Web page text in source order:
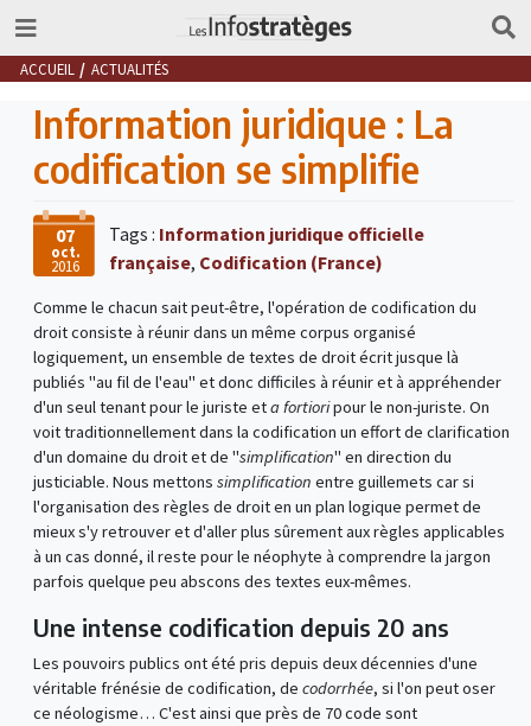
ACCUEIL ACTUALITÉS
Information juridique : La
codification se simplifie
07
oct.
2016
Tags : Information juridique officielle
française, Codification (France)
Comme le chacun sait peut-être, l'opération de codification du
droit consiste à réunir dans un même corpus organisé
logiquement, un ensemble de textes de droit écrit jusque là
publiés "au fil de l'eau" et donc difficiles à réunir et à appréhender
d'un seul tenant pour le juriste eta fortioripour le non-juriste. On
voit traditionnellement dans la codification un effort de clarification
d'un domaine du droit et de "simplification" en direction du
justiciable. Nous mettons simplification entre guillemets car si
l'organisation des règles de droit en un plan logique permet de
mieux s'y retrouver et d'aller plus sûrement aux règles applicables
à un cas donné, il reste pour le néophyte à comprendre la jargon
parfois quelque peu abscons des textes eux-mêmes.
Une intense codification depuis 20 ans
Les pouvoirs publics ont été pris depuis deux décennies d'une
véritable frénésie de codification, de codorrhée, si l'on peut oser
ce néologisme… C'est ainsi que près de 70 code sont